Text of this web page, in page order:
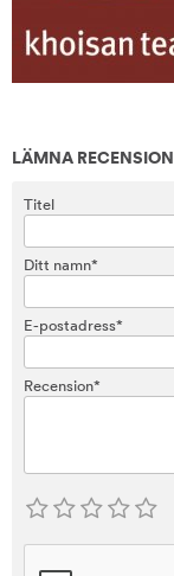
LÄMNA RECENSION
Titel
Ditt namn*
E-postadress*
Recension*